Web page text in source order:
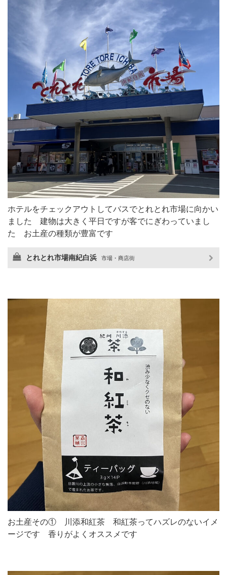
ホテルをチェックアウトしてバスでとれとれ市場に向かい
ました 建物は大きく平日ですが客でにぎわっていまし
た お土産の種類が豊富です
とれとれ市場南紀白浜 市場・商店街
お土産その① 川添和紅茶 和紅茶ってハズレのないイメ
ージです 香りがよくオススメです